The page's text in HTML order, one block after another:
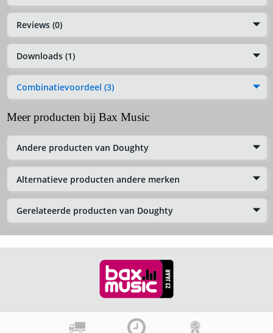
Reviews (0)
Downloads (1)
Combinatievoordeel (3)
Meer producten bij Bax Music
Andere producten van Doughty
Alternatieve producten andere merken
Gerelateerde producten van Doughty